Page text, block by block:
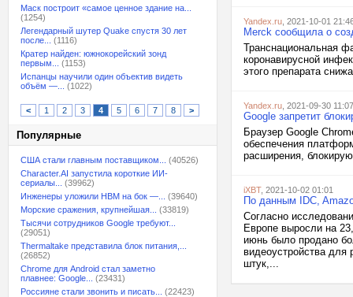
Маск построит «самое ценное здание на...
(1254)
Легендарный шутер Quake спустя 30 лет
после...
(1116)
Кратер найден: южнокорейский зонд
первым...
(1153)
Испанцы научили один объектив видеть
объём —...
(1022)
< 1 2 3 4 5 6 7 8 >
Популярные
США стали главным поставщиком...
(40526)
Character.AI запустила короткие ИИ-
сериалы...
(39962)
Инженеры уложили HBM на бок —...
(39640)
Морские сражения, крупнейшая...
(33819)
Тысячи сотрудников Google требуют...
(29051)
Thermaltake представила блок питания,...
(26852)
Chrome для Android стал заметно
плавнее: Google...
(23431)
Россияне стали звонить и писать...
(22423)
Yandex.ru , 2021-10-01
Merck сообщила о
Транснациональная
коронавирусной
этого препарата
Yandex.ru , 2021-09-30 11:07
Google запретит
Браузер Google
обеспечения
расширения,
iXBT, 2021-10-02 01:01
По данным IDC,
Согласно
Европе выросли на
июнь было продано
видеоустройства для
штук,...